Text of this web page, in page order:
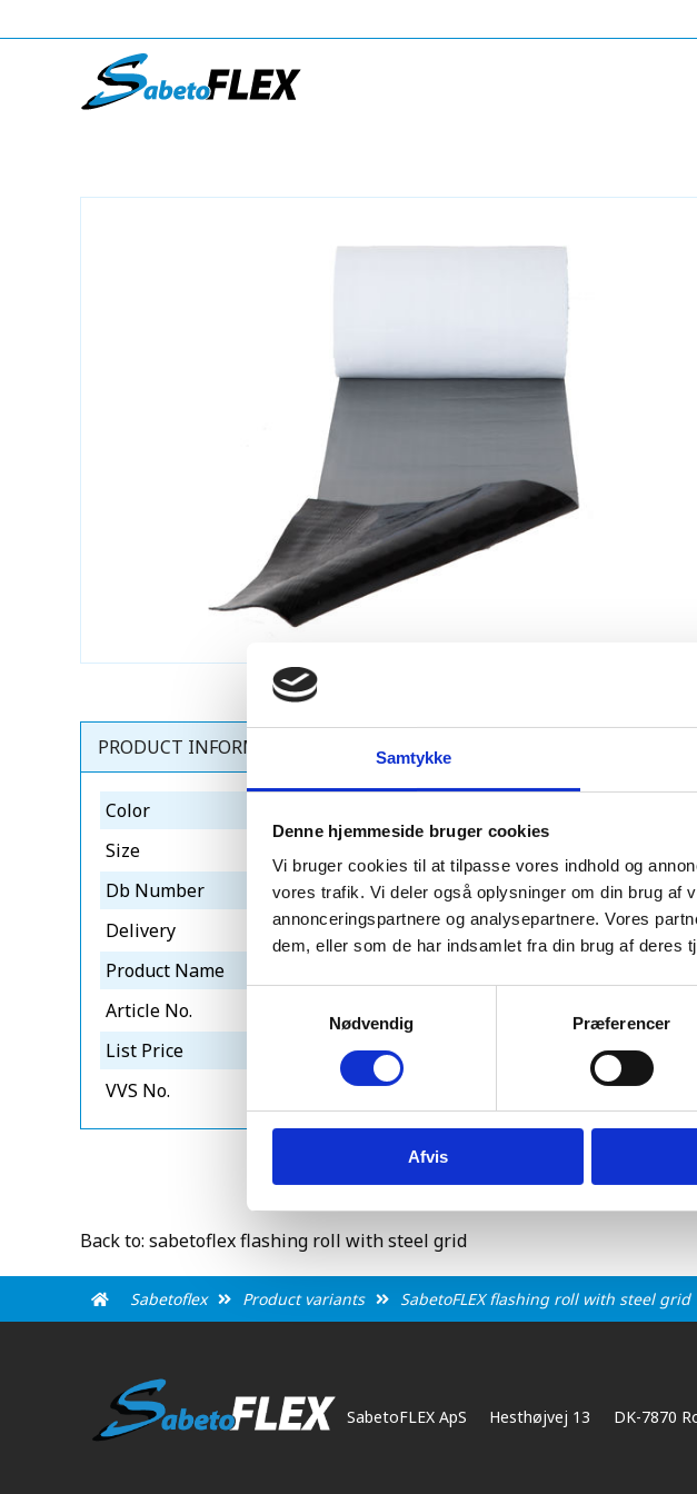
Samtykke
Denne hjemmeside bruger cookies
Vi bruger cookies til at tilpasse vores indhold og
vores trafik. Vi deler også oplysninger om din brug af
annonceringspartnere og analysepartnere. Vores
dem, eller som de har indsamlet fra din brug af deres
Nødvendig
Præferencer
Afvis
PRODUCT INFORMATION
Color
Size
Db Number
2310501
Delivery
1-3 dage
Product Name
Article No.
List Price
1979
VVS No.
288105512
Back to: sabetoflex flashing roll with steel grid
Sabetoflex Product variants SabetoFLEX flashing roll with steel grid
SabetoFLEX ApS Hesthøjvej 13 DK-7870